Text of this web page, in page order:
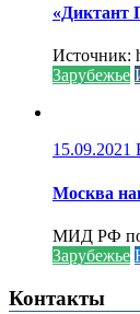
«Диктант
Источник:
Зарубежье
15.09.2021
Москва
МИД РФ
Зарубежье
Контакты